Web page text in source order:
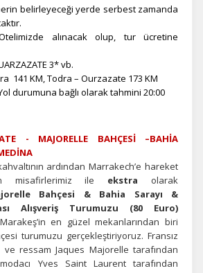
AYARLARINIZ
KVKK bilgilendirmemizi çerez kullanımve
HER ZAMAN AKTIF
ve temel site işlevleri için
olmadan site düzgün çalışmaz ve
belirleyeceği yerde serbest zamanda
alınacak olup, tur ücretine
3* vb.
141 KM, Todra – Ourzazate 173 KM
durumuna bağlı olarak tahmini 20:00
- MAJORELLE BAHÇESİ –BAHİA
ardından Marrakech’e hareket
misafirlerimiz ile ekstra olarak
Bahçesi & Bahia Sarayı &
Alışveriş Turumuzu (80 Euro)
en güzel mekanlarından biri
turumuzu gerçekleştiriyoruz. Fransız
ve ressam Jaques Majorelle tarafından
Yves Saint Laurent tarafından